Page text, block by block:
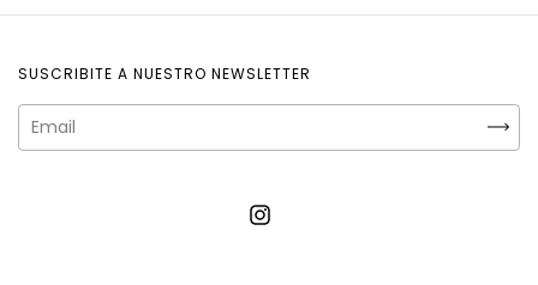
SUSCRIBITE A NUESTRO NEWSLETTER